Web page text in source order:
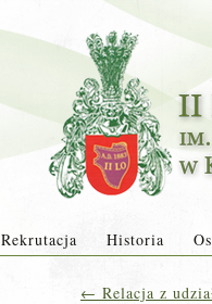
Rekrutacja Historia
← Relacja z